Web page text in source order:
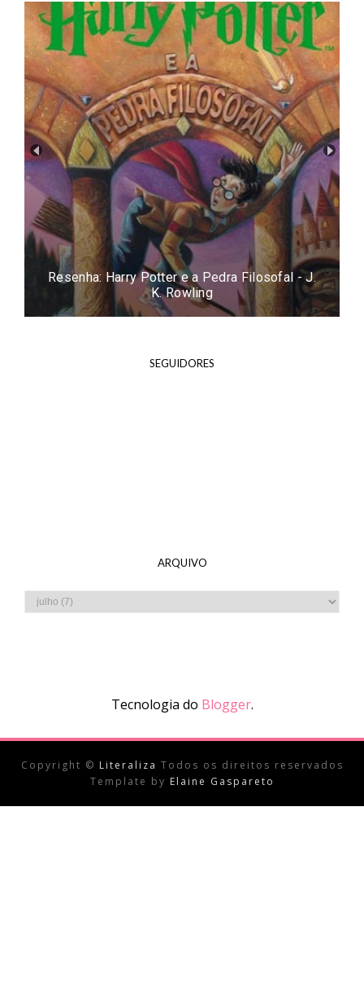
Resenha: Harry Potter e a Pedra Filosofal - J.
K. Rowling
SEGUIDORES
ARQUIVO
Tecnologia do Blogger.
Copyright © Literaliza Todos os direitos reservados
Template by Elaine Gaspareto